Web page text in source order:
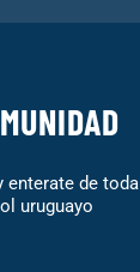
enterate de toda
uruguayo